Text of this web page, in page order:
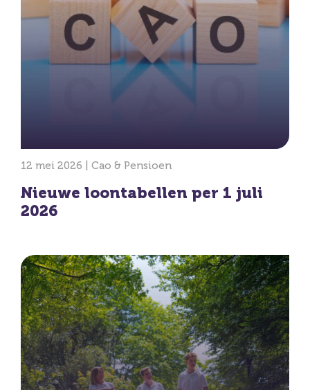
12 mei 2026 | Cao & Pensioen
Nieuwe loontabellen per 1 juli
2026